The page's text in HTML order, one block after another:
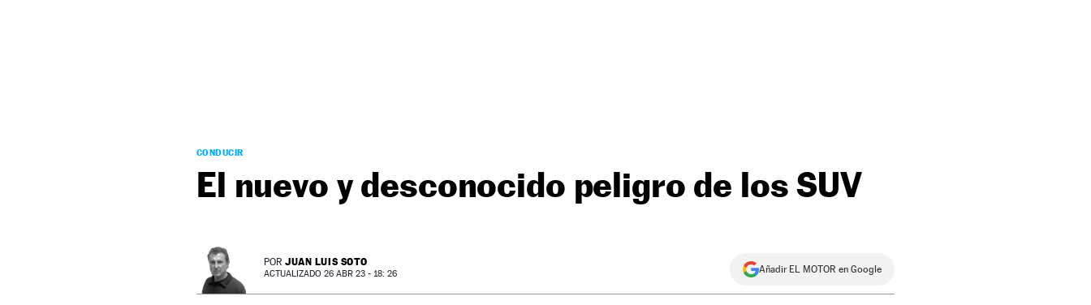
CONDUCIR
El nuevo y desconocido peligro de los SUV
POR JUAN LUIS SOTO
ACTUALIZADO 26 ABR 23 - 18: 26 Añadir EL MOTOR en Google